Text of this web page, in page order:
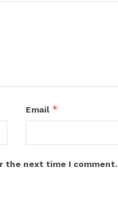
Email *
the next time I comment.